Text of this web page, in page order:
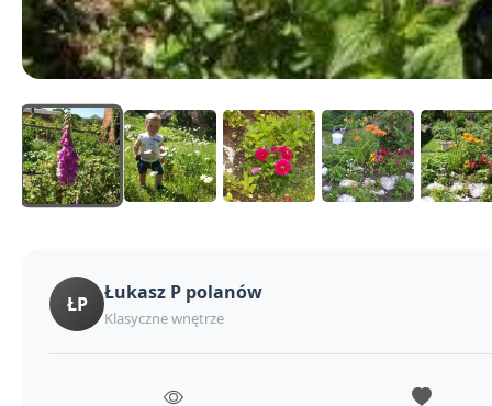
ŁP Łukasz P polanów
Klasyczne wnętrze